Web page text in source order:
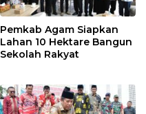
Pemkab Agam Siapkan
Lahan 10 Hektare Bangun
Sekolah Rakyat